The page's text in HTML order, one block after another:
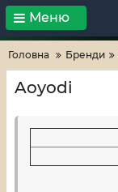
Меню
Головна Бренди
Aoyodi